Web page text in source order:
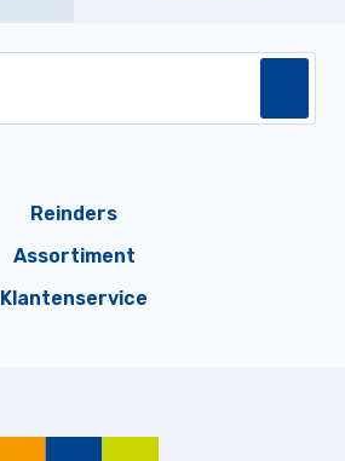
Reinders
Assortiment
Klantenservice